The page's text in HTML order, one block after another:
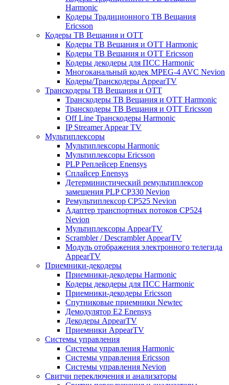
Harmonic
Кодеры Традиционного ТВ Вещания
Ericsson
Кодеры ТВ Вещания и ОТТ
Кодеры ТВ Вещания и ОТТ Harmonic
Кодеры ТВ Вещания и ОТТ Ericsson
Кодеры декодеры для ПСС Harmonic
Многоканальный кодек MPEG-4 AVC Nevion
Кодеры/Транскодеры AppearTV
Транскодеры ТВ Вещания и ОТТ
Транскодеры ТВ Вещания и ОТТ Harmonic
Транскодеры ТВ Вещания и ОТТ Ericsson
Off Line Транскодеры Harmonic
IP Streamer Appear TV
Мультиплексоры
Мультиплексоры Harmonic
Мультиплексоры Ericsson
PLP Реплейсер Enensys
Сплайсер Enensys
Детерминистический ремультиплексор
замещения PLP CP330 Nevion
Ремультиплексор CP525 Nevion
Адаптер транспортных потоков CP524
Nevion
Мультиплексоры AppearTV
Scrambler / Descrambler AppearTV
Модуль отображения электронного телегида
AppearTV
Приемники-декодеры
Приемники-декодеры Harmonic
Кодеры декодеры для ПСС Harmonic
Приемники-декодеры Ericsson
Спутниковые приемники Newtec
Демодулятор Е2 Enensys
Декодеры AppearTV
Приемники AppearTV
Системы управления
Cистемы управления Harmonic
Cистемы управления Ericsson
Cистемы управления Nevion
Свитчи переключения и анализаторы